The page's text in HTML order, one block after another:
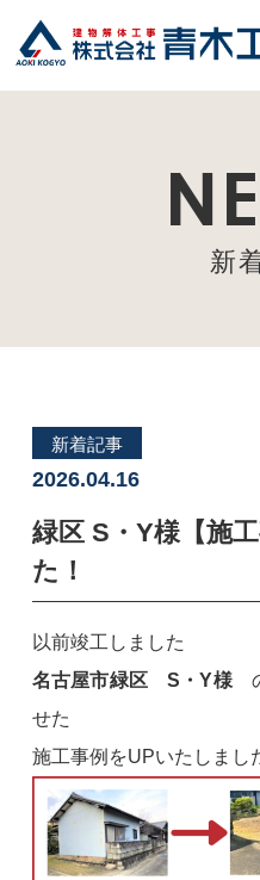
新
新着記事
2026.04.16
緑区 S・Y様【施
た！
以前竣工しました
名古屋市緑区 S・Y様の
せた
施工事例をUPいたしまし